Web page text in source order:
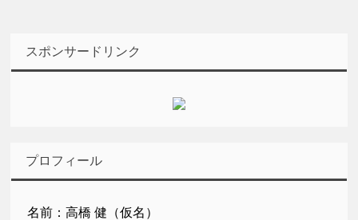
スポンサードリンク
プロフィール
名前：高橋 健（仮名）